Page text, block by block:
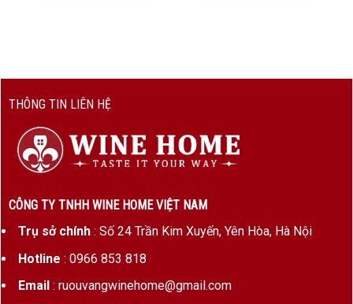
người Nam Mỹ
Và phiên bản
Gran Reservalà minh chứng rõ ràng cho tinh
thần ấy: táo bạo, hài hòa và quyến rũ đến từng
danh bậc nhất của Chile
THÔNG TIN LIÊN HỆ
CÔNG TY TNHH WINE HOME VIỆT NAM
Trụ sở chính: Số 24 Trần Kim Xuyến, Yên Hòa, Hà Nội
Hotline : 0966 853 818
Email : ruouvangwinehome@gmail.com